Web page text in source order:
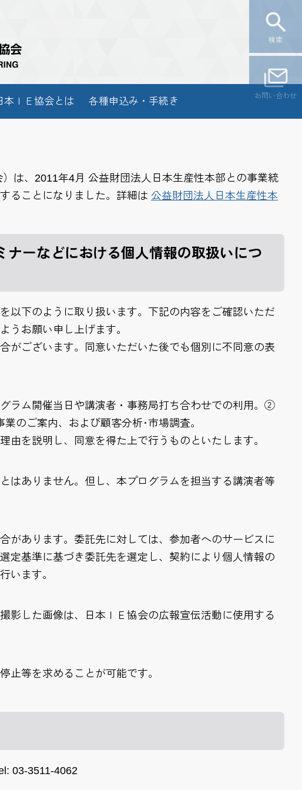
検索
お問い合わせ
本ＩＥ協会とは 各種申込み・手続き
は、2011年4月 公益財団法人日本生産性本部との事業統
ることになりました。詳細は 公益財団法人日本生産性本
ナーなどにおける個人情報の取扱いにつ
以下のように取り扱います。下記の内容をご確認いただ
うお願い申し上げます。
がございます。同意いただいた後でも個別に不同意の表
ラム開催当日や講演者・事務局打ち合わせでの利用。②
のご案内、および顧客分析･市場調査。
を説明し、同意を得た上で行うものといたします。
はありません。但し、本プログラムを担当する講演者等
があります。委託先に対しては、参加者へのサービスに
定基準に基づき委託先を選定し、契約により個人情報の
います。
影した画像は、日本ＩＥ協会の広報宣伝活動に使用する
止等を求めることが可能です。
03-3511-4062